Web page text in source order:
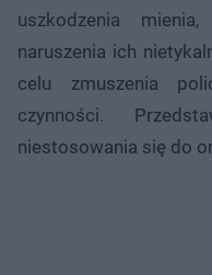
uszkodzenia mienia,
naruszenia ich
celu zmuszenia
czynności.
niestosowania się do